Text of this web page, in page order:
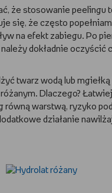
że stosowanie peelingu
się, że często
na efekt zabiegu. Po
dokładnie oczyścić
twarz wodą lub
Dlaczego?
równą warstwą, ryzyko
działanie